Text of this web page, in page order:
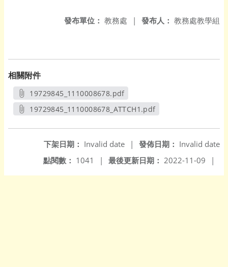
發布人： 教務處教學組
發布單位： 教務處 |
相關附件
19729845_1110008678.pdf
另開新視窗
19729845_1110008678_ATTCH1.pdf
發佈日期： Invalid date
下架日期： Invalid date
|
最後更新日期： 2022-11-09 |
點閱數： 1041 |